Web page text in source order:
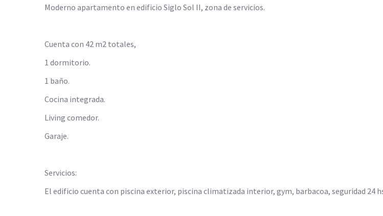
Moderno apartamento en edificio Siglo Sol II, zona de servicios.
Cuenta con 42 m2 totales,
1 dormitorio.
1 baño.
Cocina integrada.
Living comedor.
Garaje.
Servicios:
El edificio cuenta con piscina exterior, piscina climatizada interior, gym, barbacoa, seguridad 24